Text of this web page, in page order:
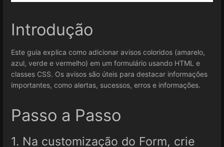
Introdução
Este guia explica como adicionar avisos coloridos (amarelo,
azul, verde e vermelho) em um formulário usando HTML e
classes CSS. Os avisos são úteis para destacar informações
importantes, como alertas, sucessos, erros e informações.
Passo a Passo
1. Na customização do Form, crie